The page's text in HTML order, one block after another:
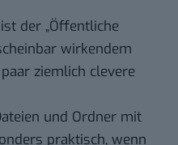
der „Öffentliche
wirkendem
ziemlich clevere
und Ordner mit
praktisch, wenn